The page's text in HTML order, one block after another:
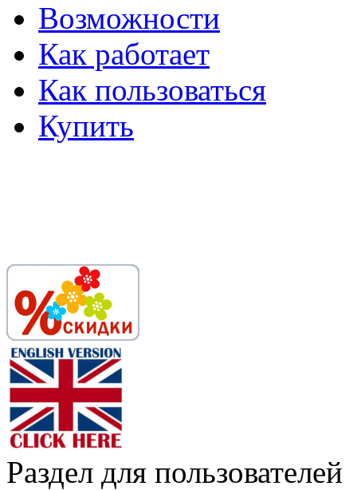
Возможности
Как работает
Как пользоваться
Купить
Раздел для пользователей